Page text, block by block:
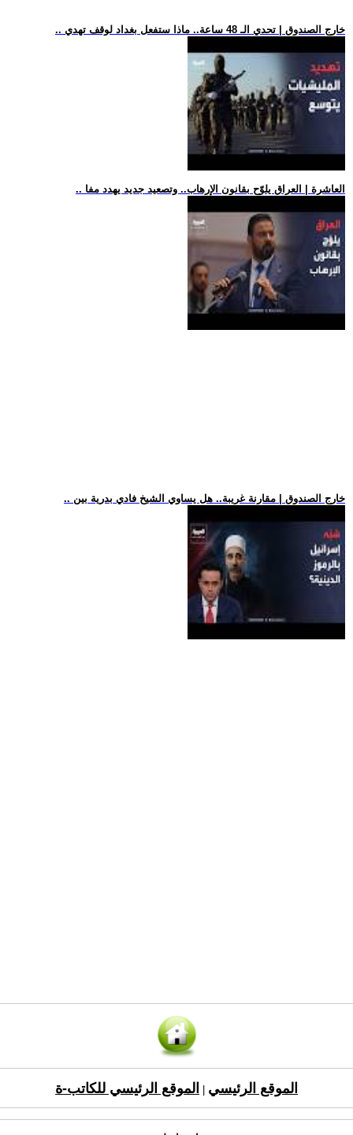
.. خارج الصندوق | تحدي الـ 48 ساعة.. ماذا ستفعل بغداد لوقف تهدي
.. العاشرة | العراق يلوّح بقانون الإرهاب.. وتصعيد جديد يهدد مفا
.. خارج الصندوق | مقارنة غريبة.. هل يساوي الشيخ فادي بدرية بين
الموقع الرئيسي الموقع الرئيسي للكاتب-ة